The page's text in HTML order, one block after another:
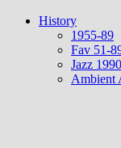
History
1955-89
Fav 51-
Jazz
Ambient